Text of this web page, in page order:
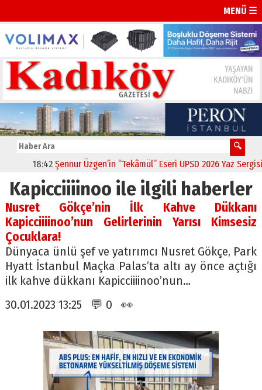
MENÜ ☰
18:42 Şennur Üzgen’in “Tekâmül” Eseri UPSD 2026 Yaz
Kapicciiiinoo ile ilgili haberler
Nusret Gökçe’nin İlk Kahve Dükkanı
Kapicciiiinoo’nun Gelirlerinin Yarısı Kimsesiz
Çocuklara!
Dünyaca ünlü şef ve yatırımcı Nusret Gökçe, Park
Hyatt İstanbul Maçka Palas’ta altı ay önce açtığı
ilk kahve dükkanı Kapicciiiinoo’nun…
30.01.2023 13:25 💬 0 👀